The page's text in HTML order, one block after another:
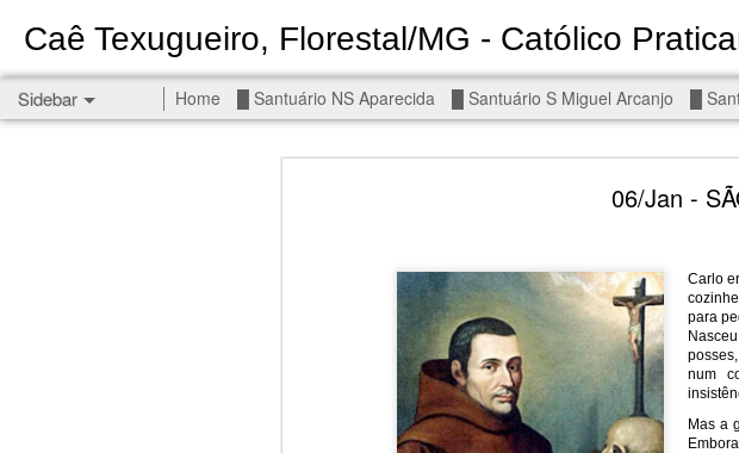
06/Jan -
Carlo
para
num
Mas a
Caê Texugueiro, Florestal/MG - Católico
Sidebar Home █ Santuário NS Aparecida █ Santuário S Miguel Arcanjo █
Permanent End To The Wars -
Get real!
The butcher has
seems you are in the same
You started it, you end it.
There is a line you cannot